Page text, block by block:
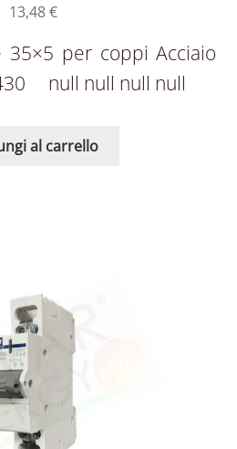
13,48€
35×5 per coppi Acciaio
null null null null
al carrello